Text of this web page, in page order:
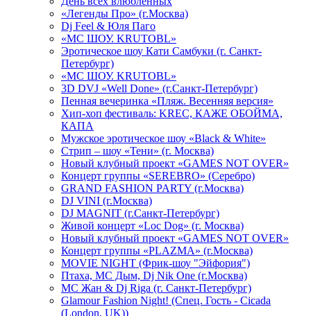
«Легенды Про» (г.Москва)
Dj Feel & Юля Паго
«МС ШОУ. KRUTOBL»
Эротическое шоу Кати Самбуки (г. Санкт-
Петербург)
«МС ШОУ. KRUTOBL»
3D DVJ «Well Done» (г.Санкт-Петербург)
Пенная вечеринка «Пляж. Весенняя версия»
Хип-хоп фестиваль: KREC, КАЖЕ ОБОЙМА,
КАПА
Мужское эротическое шоу «Black & White»
Стрип – шоу «Тени» (г. Москва)
Новый клубный проект «GAMES NOT OVER»
Концерт группы «SEREBRO» (Серебро)
GRAND FASHION PARTY (г.Москва)
DJ VINI (г.Москва)
DJ MAGNIT (г.Санкт-Петербург)
Живой концерт «Loc Dog» (г. Москва)
Новый клубный проект «GAMES NOT OVER»
Концерт группы «PLAZMA» (г.Москва)
MOVIE NIGHT (Фрик-шоу "Эйфория")
Птаха, МС Дым, Dj Nik One (г.Москва)
МС Жан & Dj Riga (г. Санкт-Петербург)
Glamour Fashion Night! (Спец. Гость - Cicada
(London, UK))